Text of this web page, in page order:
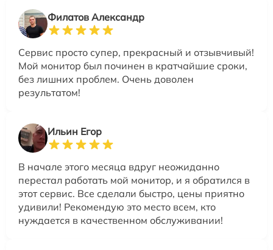
Филатов Александр
Сервис просто супер, прекрасный и отзывчивый!
Мой монитор был починен в кратчайшие сроки,
без лишних проблем. Очень доволен
результатом!
Ильин Егор
В начале этого месяца вдруг неожиданно
перестал работать мой монитор, и я обратился в
этот сервис. Все сделали быстро, цены приятно
удивили! Рекомендую это место всем, кто
нуждается в качественном обслуживании!